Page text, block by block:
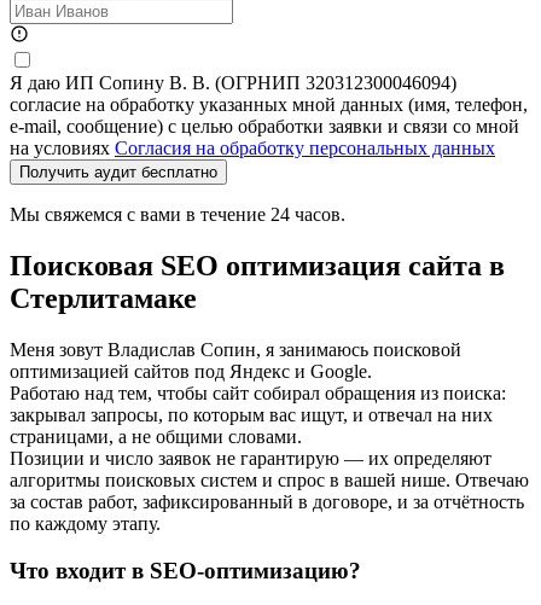
Я даю ИП Сопину В. В. (ОГРНИП 320312300046094)
согласие на обработку указанных мной данных (имя, телефон,
e-mail, сообщение) с целью обработки заявки и связи со мной
на условиях Согласия на обработку персональных данных
Получить аудит бесплатно
Мы свяжемся с вами в течение 24 часов.
Поисковая SEO оптимизация сайта в
Стерлитамаке
Меня зовут Владислав Сопин, я занимаюсь поисковой
оптимизацией сайтов под Яндекс и Google.
Работаю над тем, чтобы сайт собирал обращения из поиска:
закрывал запросы, по которым вас ищут, и отвечал на них
страницами, а не общими словами.
Позиции и число заявок не гарантирую — их определяют
алгоритмы поисковых систем и спрос в вашей нише. Отвечаю
за состав работ, зафиксированный в договоре, и за отчётность
по каждому этапу.
Что входит в SEO-оптимизацию?